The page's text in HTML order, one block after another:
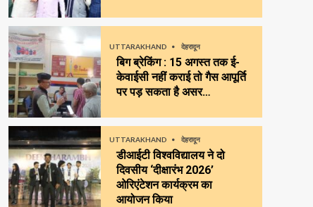
UTTARAKHAND देहरादून
बिग ब्रेकिंग : 15 अगस्त तक ई-
केवाईसी नहीं कराई तो गैस आपूर्ति
पर पड़ सकता है असर…
UTTARAKHAND देहरादून
डीआईटी विश्वविद्यालय ने दो
दिवसीय ‘दीक्षारंभ 2026’
ओरिएंटेशन कार्यक्रम का
आयोजन किया